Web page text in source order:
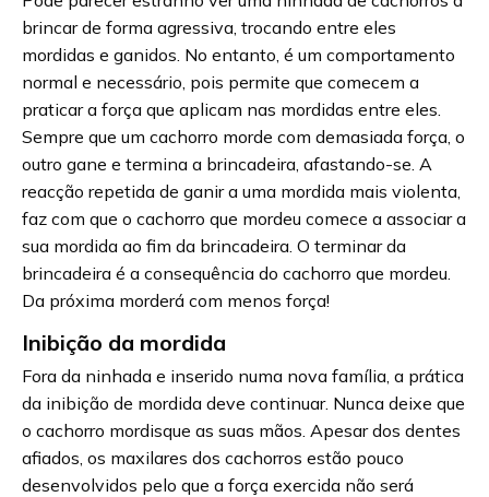
brincar de forma agressiva, trocando entre eles
mordidas e ganidos. No entanto, é um comportamento
normal e necessário, pois permite que comecem a
praticar a força que aplicam nas mordidas entre eles.
Sempre que um cachorro morde com demasiada força, o
outro gane e termina a brincadeira, afastando-se. A
reacção repetida de ganir a uma mordida mais violenta,
faz com que o cachorro que mordeu comece a associar a
sua mordida ao fim da brincadeira. O terminar da
brincadeira é a consequência do cachorro que mordeu.
Da próxima morderá com menos força!
Inibição da mordida
Fora da ninhada e inserido numa nova família, a prática
da inibição de mordida deve continuar. Nunca deixe que
o cachorro mordisque as suas mãos. Apesar dos dentes
afiados, os maxilares dos cachorros estão pouco
desenvolvidos pelo que a força exercida não será